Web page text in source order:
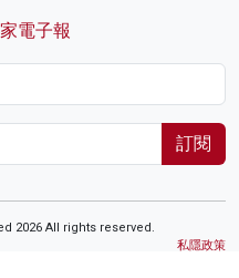
電子報
訂閱
2026 All rights reserved.
私隱政策